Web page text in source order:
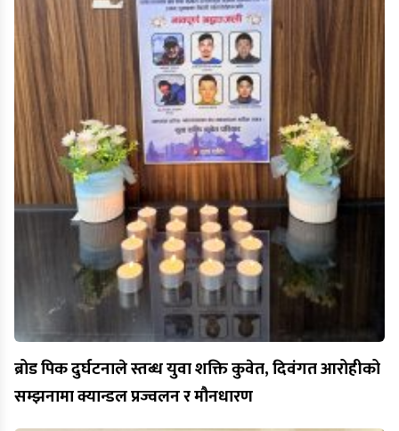
ब्रोड पिक दुर्घटनाले स्तब्ध युवा शक्ति कुवेत, दिवंगत आरोहीको
सम्झनामा क्यान्डल प्रज्वलन र मौनधारण